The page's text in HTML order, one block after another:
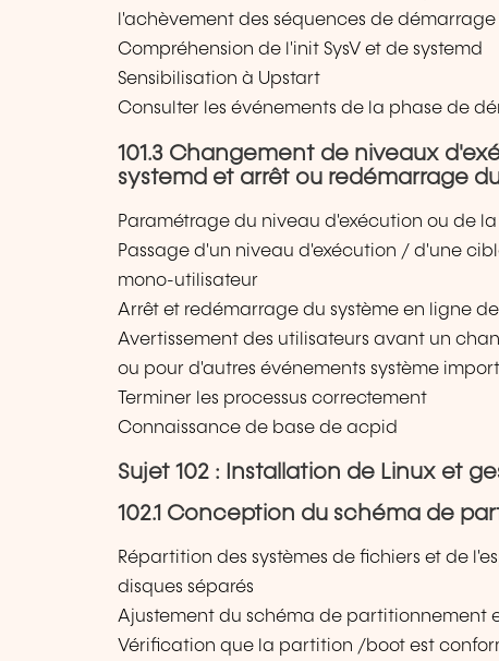
l'achèvement des séquences de démarrage
Compréhension de l'init SysV et de systemd
Sensibilisation à Upstart
Consulter les événements de la phase de
101.3 Changement de niveaux
systemd et arrêt ou redémarrage
Paramétrage du niveau d'exécution ou de
Passage d'un niveau d'exécution / d'une
mono-utilisateur
Arrêt et redémarrage du système en ligne
Avertissement des utilisateurs avant un
ou pour d'autres événements système
Terminer les processus correctement
Connaissance de base de acpid
Sujet 102 : Installation de Linux et
102.1 Conception du schéma de
Répartition des systèmes de fichiers et de
disques séparés
Ajustement du schéma de partitionnement
Vérification que la partition /boot est